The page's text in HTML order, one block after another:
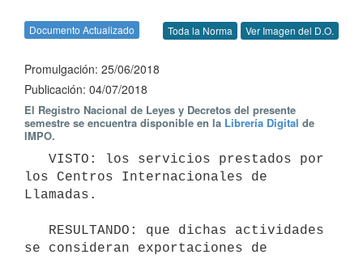
Documento Actualizado Toda la Norma Ver Imagen del D.O.
Promulgación: 25/06/2018
Publicación: 04/07/2018
El Registro Nacional de Leyes y Decretos del presente
semestre se encuentra disponible en la Librería Digital de
IMPO.
los Centros Internacionales de
Llamadas.
se consideran exportaciones de